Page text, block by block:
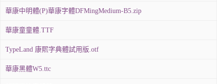
華康中明體(P)華康字體DFMingMedium-B5.zip
華康童童體.TTF
TypeLand 康熙字典體試用版.otf
華康黑體W5.ttc